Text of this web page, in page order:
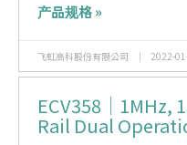
产品规格 »
飞虹高科股份有限公司 2022-
ECV358｜1MHz,
Rail Dual